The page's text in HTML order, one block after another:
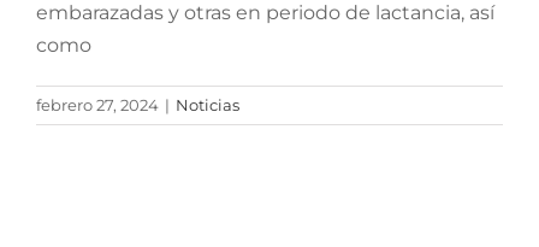
embarazadas y otras en periodo de lactancia, así
como
febrero 27, 2024 | Noticias